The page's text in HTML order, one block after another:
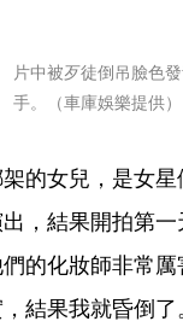
片中被歹徒倒吊臉色
手。（車庫娛樂提供）
的女兒，是女
，結果開拍第
的化妝師非常
結果我就昏倒